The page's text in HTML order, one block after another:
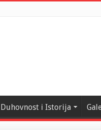
Duhovnost i Istorija